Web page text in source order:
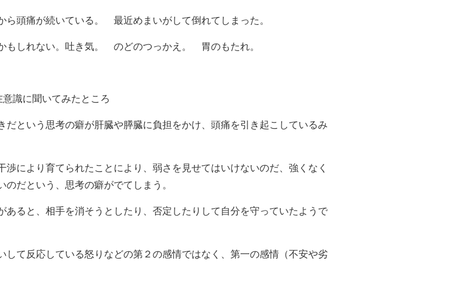
ら頭痛が続いている。 最近めまいがして倒れてしまった。
もしれない。 吐き気。 のどのつっかえ。 胃のもたれ。
識に聞いてみたところ
だという思考の癖が肝臓や膵臓に負担をかけ、頭痛を引き起こしているみ
渉により育てられたことにより、弱さを見せてはいけないのだ、 強くなく
のだという、思考の癖がでてしまう。
あると、相手を消そうとしたり、否定したりして自分を守っていたようで
して反応している怒りなどの第２の感情ではなく、第一の感情（不安や劣